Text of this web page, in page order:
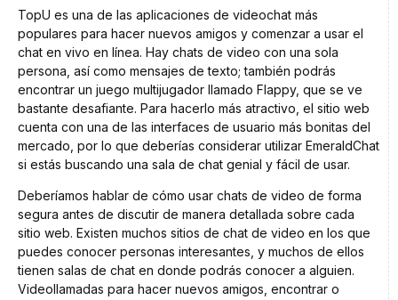
TopU es una de las aplicaciones de videochat más
populares para hacer nuevos amigos y comenzar a usar el
chat en vivo en línea. Hay chats de video con una sola
persona, así como mensajes de texto; también podrás
encontrar un juego multijugador llamado Flappy, que se ve
bastante desafiante. Para hacerlo más atractivo, el sitio web
cuenta con una de las interfaces de usuario más bonitas del
mercado, por lo que deberías considerar utilizar EmeraldChat
si estás buscando una sala de chat genial y fácil de usar.
Deberíamos hablar de cómo usar chats de video de forma
segura antes de discutir de manera detallada sobre cada
sitio web. Existen muchos sitios de chat de video en los que
puedes conocer personas interesantes, y muchos de ellos
tienen salas de chat en donde podrás conocer a alguien.
Videollamadas para hacer nuevos amigos, encontrar o